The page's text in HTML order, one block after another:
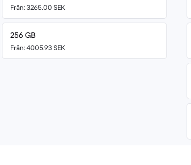
Från: 3265.00 SEK
256 GB
Från: 4005.93 SEK